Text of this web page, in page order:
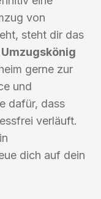
von
steht dir das
Umzugskönig
gerne zur
und
dafür, dass
verläuft.
dich auf dein